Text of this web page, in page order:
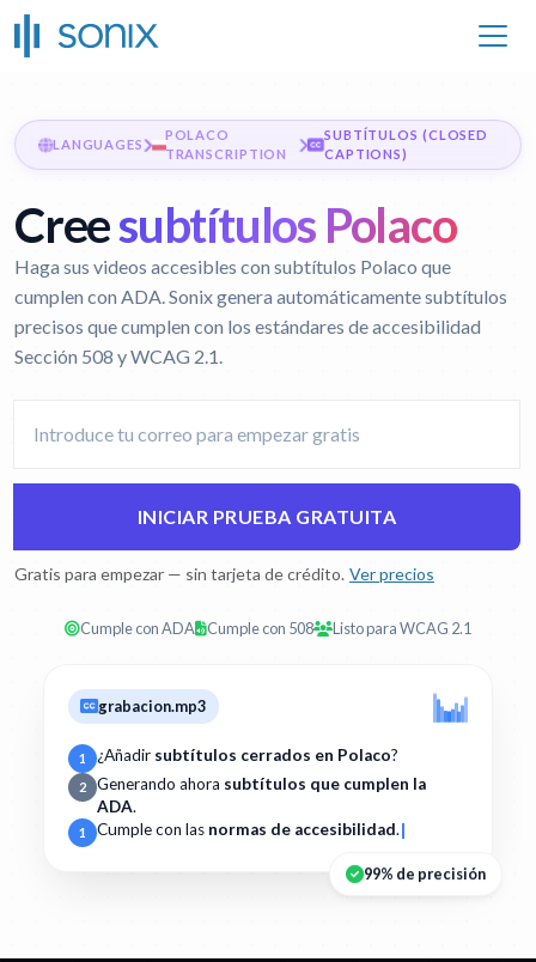
LANGUAGES
POLACO
TRANSCRIPTION
SUBTÍTULOS (CLOSED
CAPTIONS)
Creesubtítulos Polaco
Haga sus videos accesibles con subtítulos Polaco que
cumplen con ADA. Sonix genera automáticamente subtítulos
precisos que cumplen con los estándares de accesibilidad
Sección 508 y WCAG 2.1.
INICIAR PRUEBA GRATUITA
Gratis para empezar — sin tarjeta de crédito. Ver precios
Cumple con ADA Cumple con 508 Listo para WCAG 2.1
grabacion.mp3
1 ¿Añadir subtítulos cerrados en Polaco?
2 Generando ahora subtítulos que cumplen la
ADA.
1 Cumple con las normas de accesibilidad.
99% de precisión